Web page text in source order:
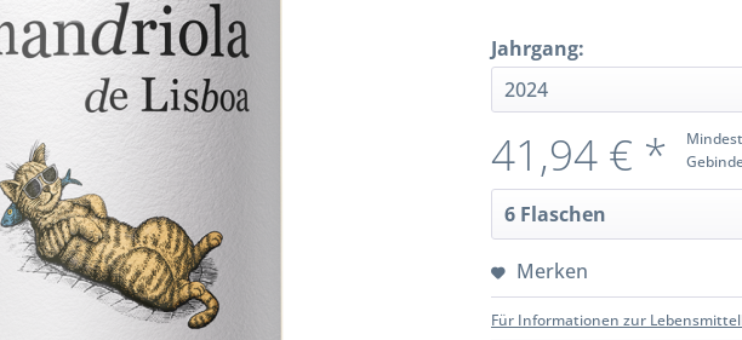
Jahrgang:
41,94 € *
Merken
Für Informationen zur